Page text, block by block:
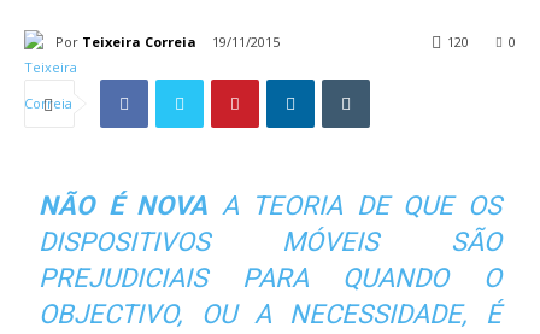
Por Teixeira Correia 19/11/2015 0
120
NÃO É NOVA A TEORIA DE QUE OS
DISPOSITIVOS MÓVEIS SÃO
PREJUDICIAIS PARA QUANDO O
OBJECTIVO, OU A NECESSIDADE, É